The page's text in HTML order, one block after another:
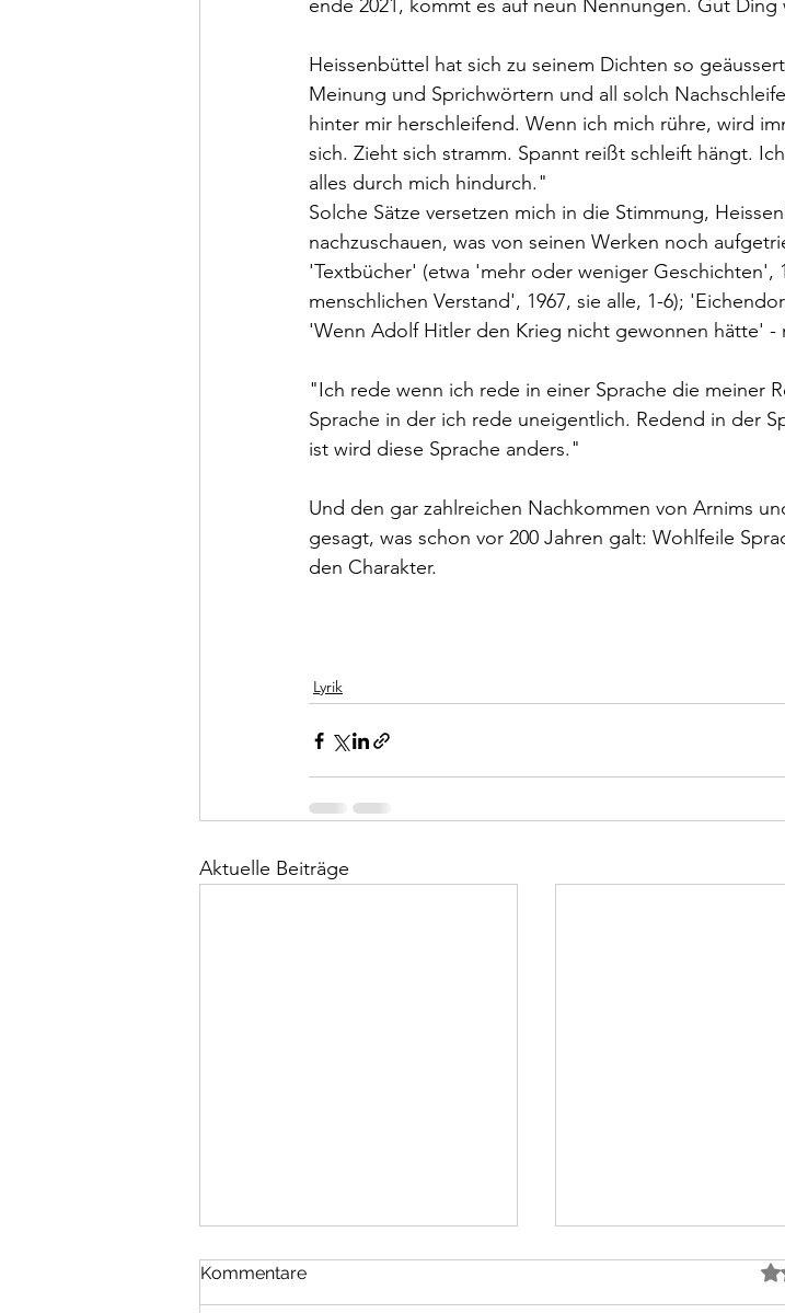
ende 2021, kommt es auf neun Nennungen. Gut
Heissenbüttel hat sich zu seinem Dichten so
Meinung und Sprichwörtern und all solch
hinter mir herschleifend. Wenn ich mich rühre, wird
sich. Zieht sich stramm. Spannt reißt schleift hängt.
alles durch mich hindurch."
Solche Sätze versetzen mich in die Stimmung,
nachzuschauen, was von seinen Werken noch
'Textbücher' (etwa 'mehr oder weniger Geschichten',
menschlichen Verstand', 1967, sie alle, 1-6);
'Wenn Adolf Hitler den Krieg nicht gewonnen hätte' -
"Ich rede wenn ich rede in einer Sprache die meiner
Sprache in der ich rede uneigentlich. Redend in der
ist wird diese Sprache anders."
Und den gar zahlreichen Nachkommen von Arnims
gesagt, was schon vor 200 Jahren galt: Wohlfeile
den Charakter.
Lyrik
Aktuelle Beiträge
Schattenfuge
Dass ichs verwind: Weiss schon
papa goll und
papa goll und mamma
Kommentare